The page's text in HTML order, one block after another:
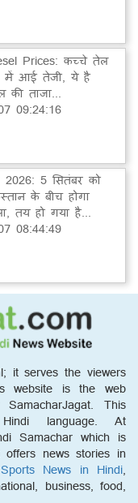
Prices: कच्चे तेल
में आई तेजी, ये है
की ताजा...
09:24:16
2026: 5 सितंबर को
के बीच होगा
तय हो गया है...
08:44:49
it serves the viewers
website is the web
This
language. At
Samachar which is
news stories in
Sports News in Hindi,
business, food,